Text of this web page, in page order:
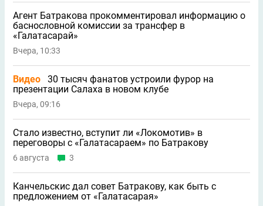
Агент Батракова прокомментировал информацию о
баснословной комиссии за трансфер в
«Галатасарай»
Вчера, 10:33
Видео
30 тысяч фанатов устроили фурор на
презентации Салаха в новом клубе
Вчера, 09:16
Стало известно, вступит ли «Локомотив» в
переговоры с «Галатасараем» по Батракову
6 августа 3
Канчельскис дал совет Батракову, как быть с
предложением от «Галатасарая»